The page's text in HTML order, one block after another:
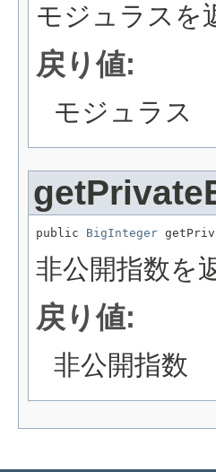
モジュラスを
戻り値:
モジュラス
public BigInteger
非公開指数を
戻り値:
非公開指数